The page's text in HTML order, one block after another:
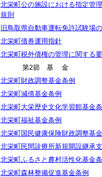
北栄町公の施設における指定管
規則
旧鳥取県自動車運転免許試験場
北栄町債券運用指針
北栄町税外債権の管理に関する
第2節 基金
北栄町財政調整基金条例
北栄町減債基金条例
北栄町大栄歴史文化学習館基金
北栄町福祉基金条例
北栄町国民健康保険財政調整基
北栄町民間診療所新規開設継承
北栄町ふるさと農村活性化基金
北栄町森林整備促進基金条例